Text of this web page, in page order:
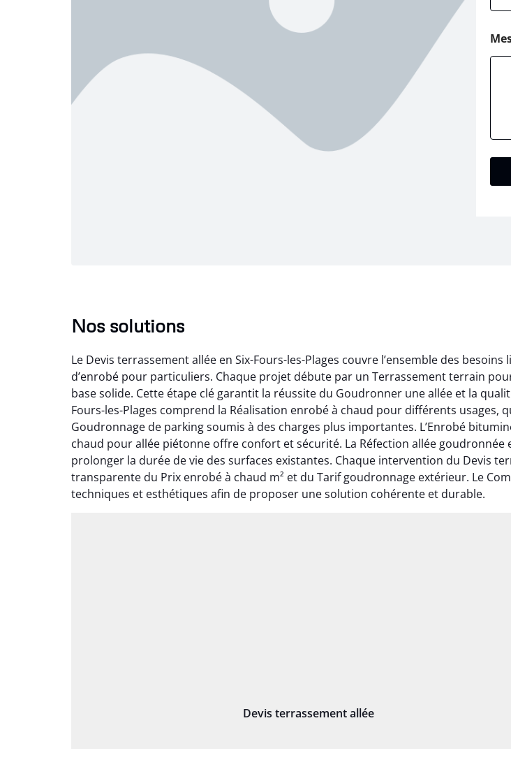
Nos solutions
Le Devis terrassement allée en Six-Fours-les-Plages couvre l’ensemble des
d’enrobé pour particuliers. Chaque projet débute par un Terrassement terrain
base solide. Cette étape clé garantit la réussite du Goudronner une allée et la
Fours-les-Plages comprend la Réalisation enrobé à chaud pour différents usages,
Goudronnage de parking soumis à des charges plus importantes. L’Enrobé
chaud pour allée piétonne offre confort et sécurité. La Réfection allée
prolonger la durée de vie des surfaces existantes. Chaque intervention du Devis
transparente du Prix enrobé à chaud m² et du Tarif goudronnage extérieur. Le
techniques et esthétiques afin de proposer une solution cohérente et durable.
Devis terrassement allée